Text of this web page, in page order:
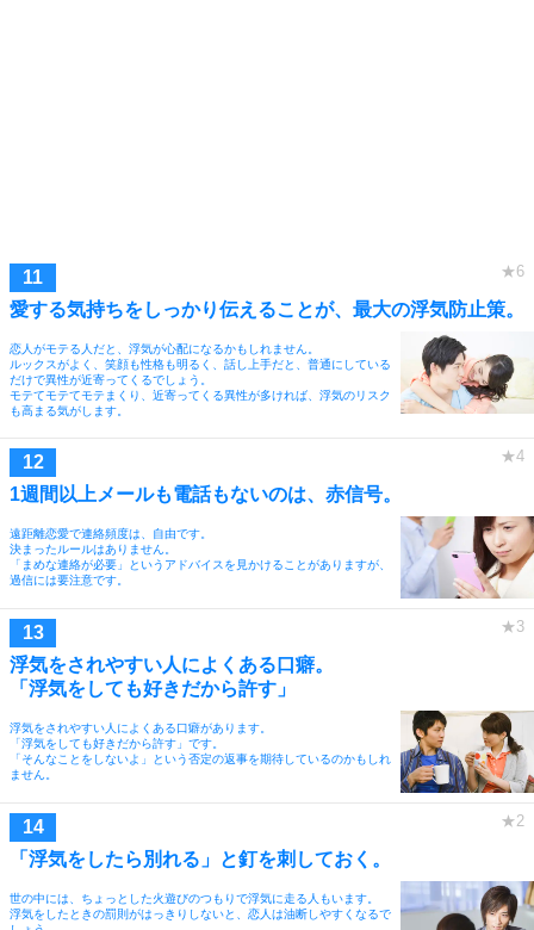
愛する気持ちをしっかり伝えることが、最大の浮気防止策。
恋人がモテる人だと、浮気が心配になるかもしれません。
ルックスがよく、笑顔も性格も明るく、話し上手だと、普通にしている
だけで異性が近寄ってくるでしょう。
モテてモテてモテまくり、近寄ってくる異性が多ければ、浮気のリスク
も高まる気がします。
1週間以上メールも電話もないのは、赤信号。
遠距離恋愛で連絡頻度は、自由です。
決まったルールはありません。
「まめな連絡が必要」というアドバイスを見かけることがありますが、
過信には要注意です。
浮気をされやすい人によくある口癖。
「浮気をしても好きだから許す」
浮気をされやすい人によくある口癖があります。
「浮気をしても好きだから許す」です。
「そんなことをしないよ」という否定の返事を期待しているのかもしれ
ません。
「浮気をしたら別れる」と釘を刺しておく。
世の中には、ちょっとした火遊びのつもりで浮気に走る人もいます。
浮気をしたときの罰則がはっきりしないと、恋人は油断しやすくなるで